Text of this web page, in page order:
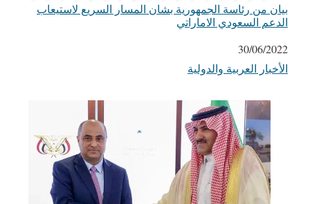
بيان من رئاسة الجمهورية بشان المسار السريع لاستيعاب
الدعم السعودي الاماراتي
التاريخ
30/06/2022
في ما يتعلق بما يأتي
الأخبار العربية والدولية